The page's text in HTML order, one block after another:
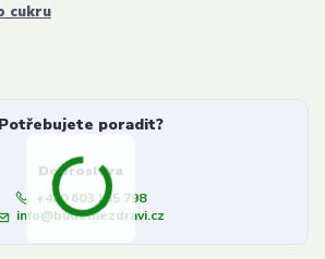
cukru
Potřebujete poradit?
Dobroslava
+420 603 155 798
info@budemezdravi.cz